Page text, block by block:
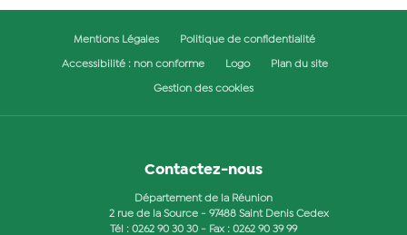
Mentions Légales Politique de confidentialité
Accessibilité : non conforme Logo Plan du site
Gestion des cookies
Contactez-nous
Département de la Réunion
2 rue de la Source - 97488 Saint Denis Cedex
Tél : 0262 90 30 30 - Fax : 0262 90 39 99